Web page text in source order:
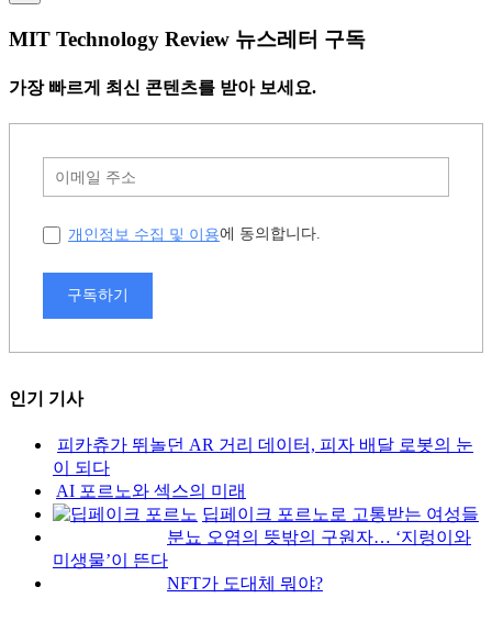
MIT Technology Review 뉴스레터 구독
가장 빠르게 최신 콘텐츠를 받아 보세요.
개인정보 수집 및 이용에 동의합니다.
구독하기
인기 기사
피카츄가 뛰놀던 AR 거리 데이터, 피자 배달 로봇의 눈
이 되다
AI 포르노와 섹스의 미래
딥페이크 포르노로 고통받는 여성들
분뇨 오염의 뜻밖의 구원자… ‘지렁이와
미생물’이 뜬다
NFT가 도대체 뭐야?